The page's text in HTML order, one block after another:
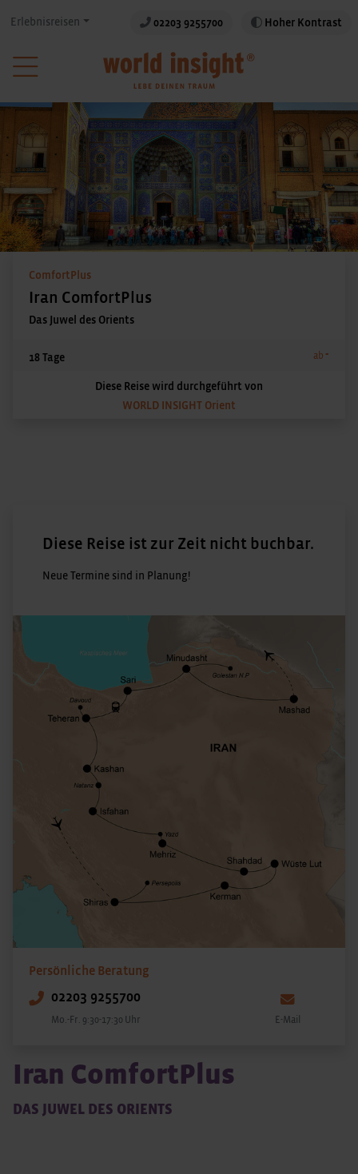
Erlebnisreisen 02203 9255700 Hoher Kontrast
ComfortPlus
Iran ComfortPlus
Das Juwel des Orients
18 Tage ab -
Diese Reise wird durchgeführt von
WORLD INSIGHT Orient
Diese Reise ist zur Zeit nicht buchbar.
Neue Termine sind in Planung!
Persönliche Beratung
02203 9255700
Mo.-Fr. 9:30-17:30 Uhr E-Mail
Iran ComfortPlus
DAS JUWEL DES ORIENTS